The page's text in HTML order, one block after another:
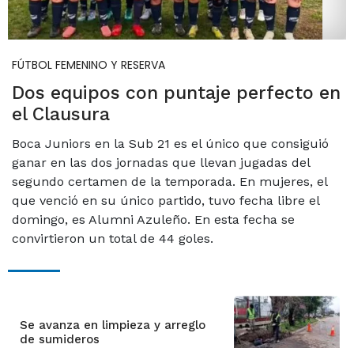
FÚTBOL FEMENINO Y RESERVA
Dos equipos con puntaje perfecto en
el Clausura
Boca Juniors en la Sub 21 es el único que consiguió
ganar en las dos jornadas que llevan jugadas del
segundo certamen de la temporada. En mujeres, el
que venció en su único partido, tuvo fecha libre el
domingo, es Alumni Azuleño. En esta fecha se
convirtieron un total de 44 goles.
Se avanza en limpieza y arreglo
de sumideros